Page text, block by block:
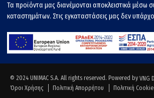
Τα προϊόντα μας διανέμονται αποκλειστικά μέσω
καταστημάτων. Στις εγκαταστάσεις μας δεν
© 2024 UNIMAC S.A. All rights reserved. Powered by VNG
Όροι Χρήσης
Πολιτική Απορρήτου Πολιτική Cookie